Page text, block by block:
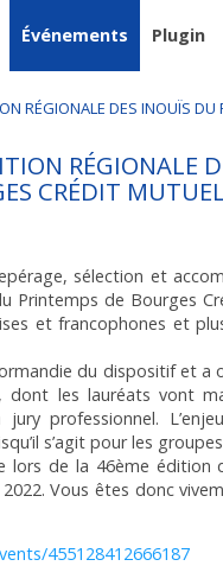
Événements Plugin
RÉGIONALE DES INOUÏS
RÉGIONALE
CRÉDIT
sélection et
Printemps de Bourges
et francophones et
du dispositif et a
dont les lauréats vont
professionnel.
s’agit pour les
lors de la 46ème édition
Vous êtes donc
455128412666187